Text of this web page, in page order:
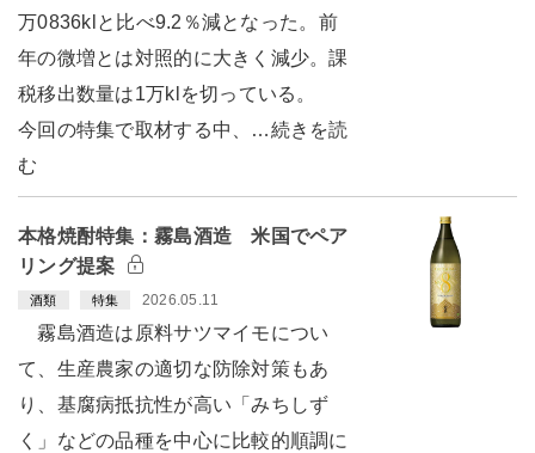
万0836klと比べ9.2％減となった。前
年の微増とは対照的に大きく減少。課
税移出数量は1万klを切っている。
今回の特集で取材する中、…続きを読
む
本格焼酎特集：霧島酒造 米国でペア
リング提案
酒類 特集 2026.05.11
霧島酒造は原料サツマイモについ
て、生産農家の適切な防除対策もあ
り、基腐病抵抗性が高い「みちしず
く」などの品種を中心に比較的順調に